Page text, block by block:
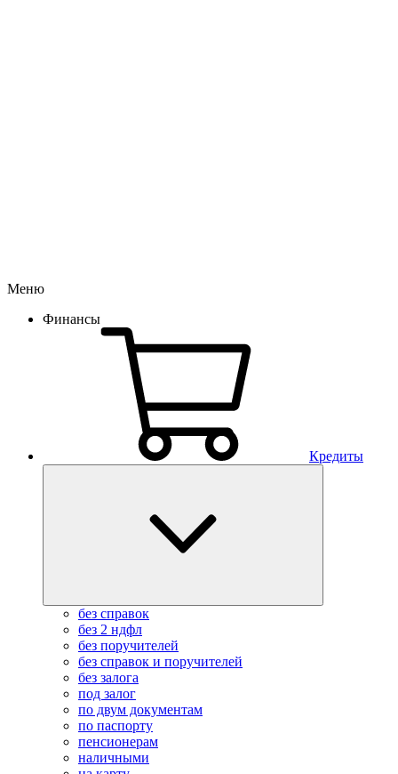
Меню
Финансы
Кредиты
без справок
без 2 ндфл
без поручителей
без справок и поручителей
без залога
под залог
по двум документам
по паспорту
пенсионерам
наличными